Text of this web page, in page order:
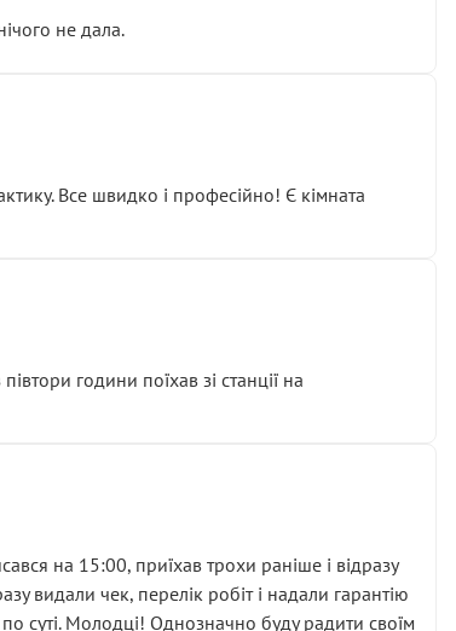
не дала.
гайок під лобовим склом. Мені
повертатися.
Все швидко і професійно! Є кімната
години поїхав зі станції на
на 15:00, приїхав трохи раніше і відразу
видали чек, перелік робіт і надали гарантію
суті. Молодці! Однозначно буду радити своїм